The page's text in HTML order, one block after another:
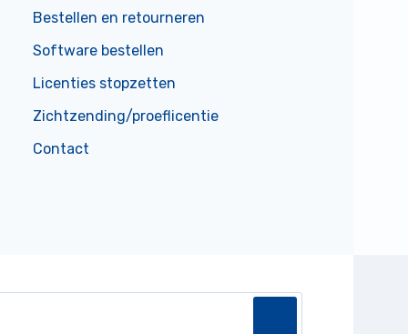
Bestellen en retourneren
Software bestellen
Licenties stopzetten
Zichtzending/proeflicentie
Contact